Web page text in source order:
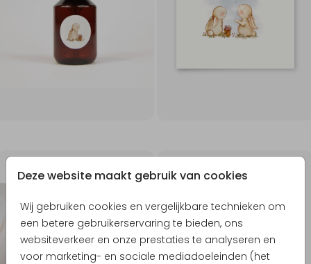
Deze website maakt gebruik van cookies
Wij gebruiken cookies en vergelijkbare technieken om
een betere gebruikerservaring te bieden, ons
websiteverkeer en onze prestaties te analyseren en
voor marketing- en sociale mediadoeleinden (het
40X30CM